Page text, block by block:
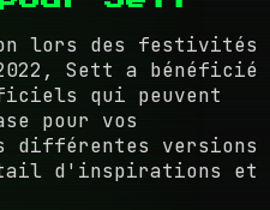
lors des festivités
Sett a bénéficié
qui peuvent
pour vos
différentes versions
d'inspirations et